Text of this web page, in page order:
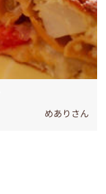
めありさん